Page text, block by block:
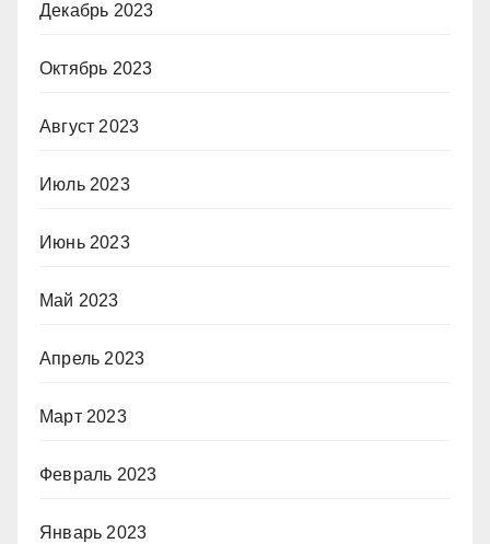
Декабрь 2023
Октябрь 2023
Август 2023
Июль 2023
Июнь 2023
Май 2023
Апрель 2023
Март 2023
Февраль 2023
Январь 2023